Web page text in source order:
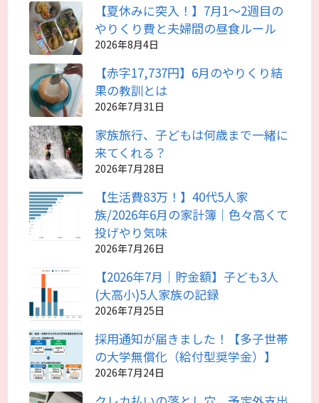
【夏休みに突入！】7月1～2週目の
やりくり費と夫婦間の昼食ルール
2026年8月4日
【赤字17,737円】6月のやりくり結
果の教訓とは
2026年7月31日
家族旅行、子どもは何歳まで一緒に
来てくれる？
2026年7月28日
【生活費83万！】40代5人家
族/2026年6月の家計簿｜色々高くて
投げやり気味
2026年7月26日
【2026年7月｜貯金額】子ども3人
(大高小)5人家族の記録
2026年7月25日
採用通知が届きました！【多子世帯
の大学無償化（給付型奨学金）】
2026年7月24日